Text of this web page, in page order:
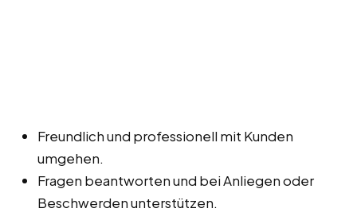
Freundlich und professionell mit Kunden
umgehen.
Fragen beantworten und bei Anliegen oder
Beschwerden unterstützen.